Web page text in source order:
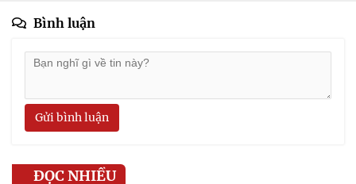
Bình luận
Gửi bình luận
ĐỌC NHIỀU